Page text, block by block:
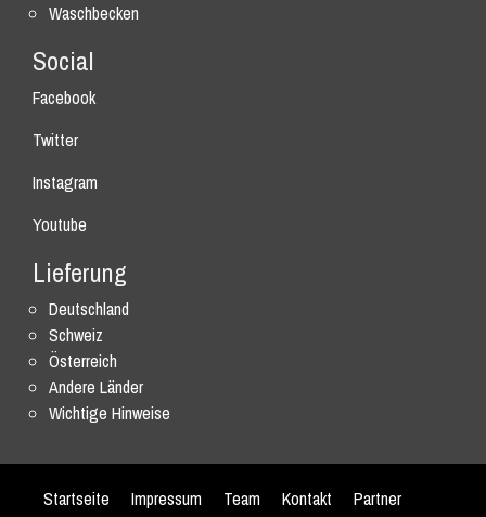
Waschbecken
Social
Facebook
Twitter
Instagram
Youtube
Lieferung
Deutschland
Schweiz
Österreich
Andere Länder
Wichtige Hinweise
Startseite Impressum Team Kontakt Partner